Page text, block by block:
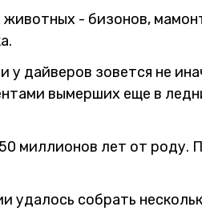
- бизонов,
дайверов зовется не
вымерших еще в
миллионов лет от роду.
удалось собрать